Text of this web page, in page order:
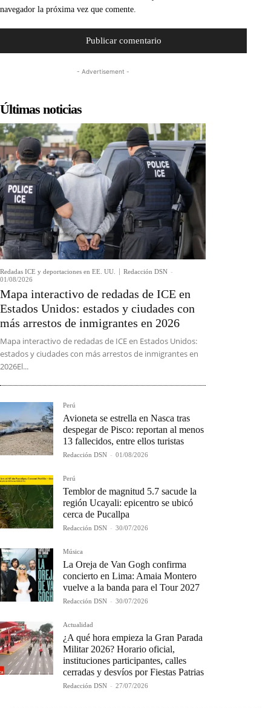
navegador la próxima vez que comente.
- Advertisement -
Últimas noticias
Redadas ICE y deportaciones en EE. UU. Redacción DSN -
01/08/2026
Mapa interactivo de redadas de ICE en
Estados Unidos: estados y ciudades con
más arrestos de inmigrantes en 2026
Mapa interactivo de redadas de ICE en Estados Unidos:
estados y ciudades con más arrestos de inmigrantes en
2026El...
Perú
Avioneta se estrella en Nasca tras
despegar de Pisco: reportan al menos
13 fallecidos, entre ellos turistas
Redacción DSN - 01/08/2026
Perú
Temblor de magnitud 5.7 sacude la
región Ucayali: epicentro se ubicó
cerca de Pucallpa
Redacción DSN - 30/07/2026
Música
La Oreja de Van Gogh confirma
concierto en Lima: Amaia Montero
vuelve a la banda para el Tour 2027
Redacción DSN - 30/07/2026
Actualidad
¿A qué hora empieza la Gran Parada
Militar 2026? Horario oficial,
instituciones participantes, calles
cerradas y desvíos por Fiestas Patrias
Redacción DSN - 27/07/2026